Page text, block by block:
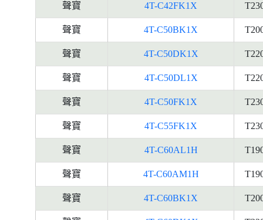
聲寶 4T-C42FK1X
聲寶 4T-C50BK1X
聲寶 4T-C50DK1X
聲寶 4T-C50DL1X
聲寶 4T-C50FK1X
聲寶 4T-C55FK1X
聲寶 4T-C60AL1H
聲寶 4T-C60AM1H
聲寶 4T-C60BK1X